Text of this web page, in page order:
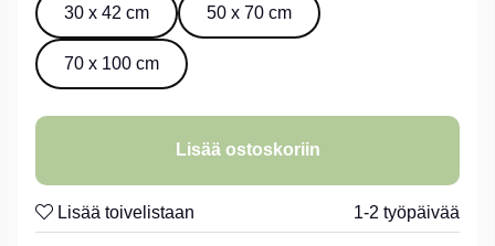
30 x 42 cm 50 x 70 cm
70 x 100 cm
Lisää ostoskoriin
Lisää toivelistaan 1-2 työpäivää